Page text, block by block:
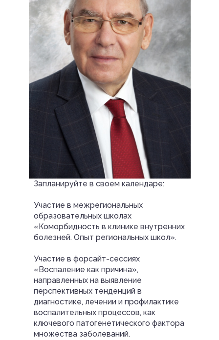
Запланируйте в своем календаре:
Участие в межрегиональных
образовательных школах
«Коморбидность в клинике внутренних
болезней. Опыт региональных школ».
Участие в форсайт-сессиях
«Воспаление как причина»,
направленных на выявление
перспективных тенденций в
диагностике, лечении и профилактике
воспалительных процессов, как
ключевого патогенетического фактора
множества заболеваний.